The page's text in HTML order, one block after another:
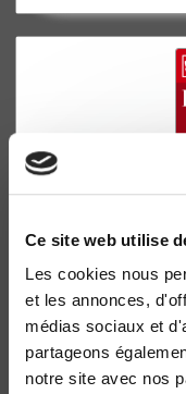
Ce site web utilise
Les cookies nous
et les annonces,
médias sociaux et
partageons
notre site avec nos
Financement et
Françoise Marnata